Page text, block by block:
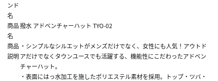
ンド
名
商品
名
撥水 アドベンチャーハット TYO-02
商品
説明
・シンプルなシルエットがメンズだけでなく、女性にも人気！アウトド
アだけでなくタウンユースでも活躍する、機能性にこだわったアドベン
チャーハット。
・表面にはっ水加工を施したポリエステル素材を採用。トップ・ツバ・